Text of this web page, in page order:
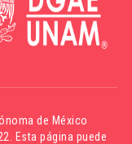
de México
Esta página puede